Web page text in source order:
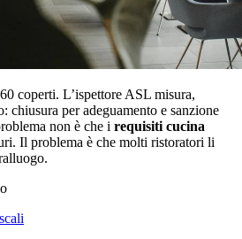
coperti. L’ispettore ASL misura,
chiusura per adeguamento e sanzione
non è che i requisiti cucina
Il problema è che molti ristoratori li